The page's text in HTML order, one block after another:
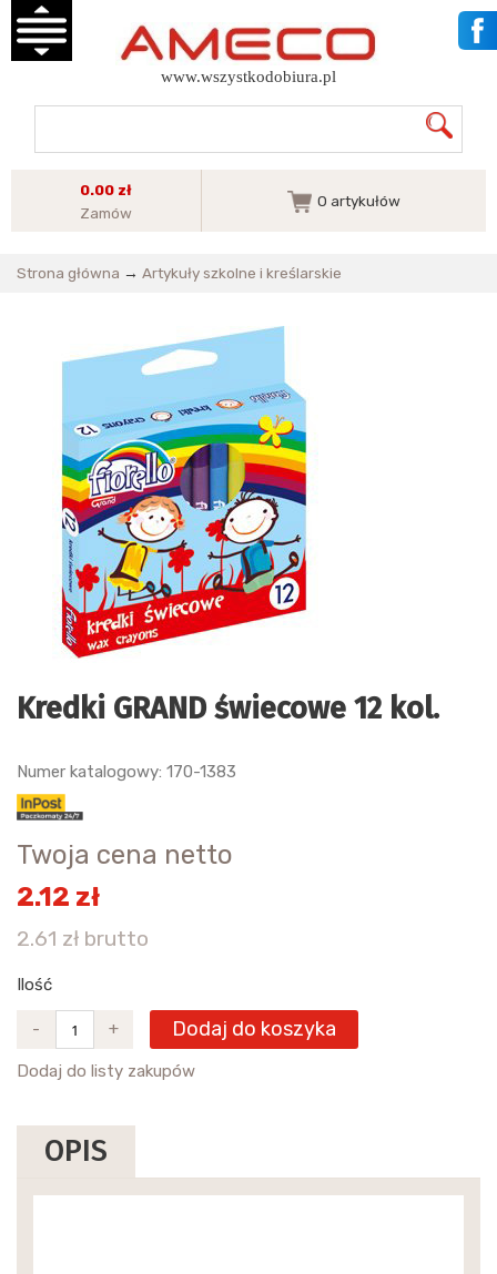
www.wszystkodobiura.pl
0.00 zł
Zamów
0 artykułów
Strona główna → Artykuły szkolne i kreślarskie
Kredki GRAND świecowe 12 kol.
Numer katalogowy: 170-1383
Twoja cena netto
2.12 zł
2.61 zł brutto
Ilość
- + Dodaj do koszyka
Dodaj do listy zakupów
OPIS